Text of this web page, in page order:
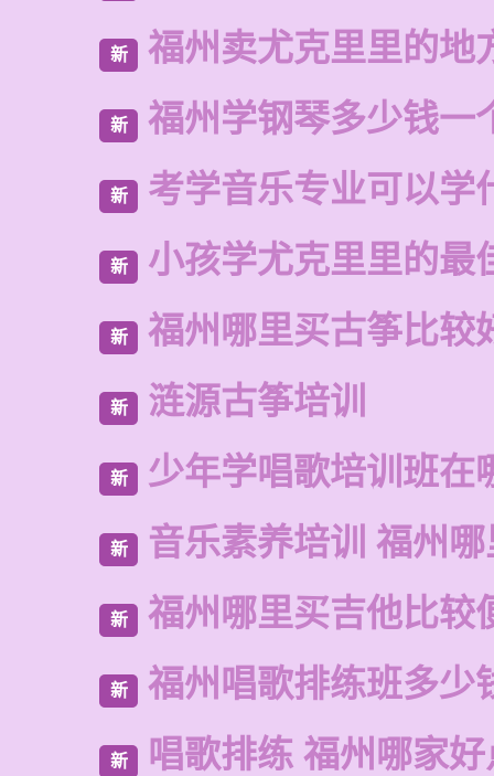
新 福州卖尤克里里的地
新 福州学钢琴多少钱一
新 考学音乐专业可以学
新 小孩学尤克里里的最
新 福州哪里买古筝比较
新 涟源古筝培训
新 少年学唱歌培训班在
新 音乐素养培训 福州
新 福州哪里买吉他比较
新 福州唱歌排练班多少
新 唱歌排练 福州哪家好